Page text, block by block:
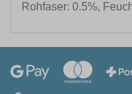
Rohfaser: 0.5%,